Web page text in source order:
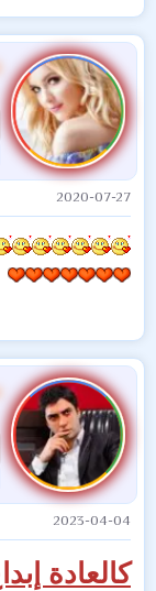
2020-07-27
2023-04-04
كالعادة